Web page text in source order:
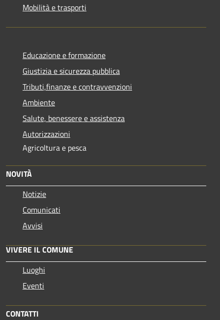
Mobilità e trasporti
Educazione e formazione
Giustizia e sicurezza pubblica
Tributi,finanze e contravvenzioni
Ambiente
Salute, benessere e assistenza
Autorizzazioni
Agricoltura e pesca
NOVITÀ
Notizie
Comunicati
Avvisi
VIVERE IL COMUNE
Luoghi
Eventi
CONTATTI